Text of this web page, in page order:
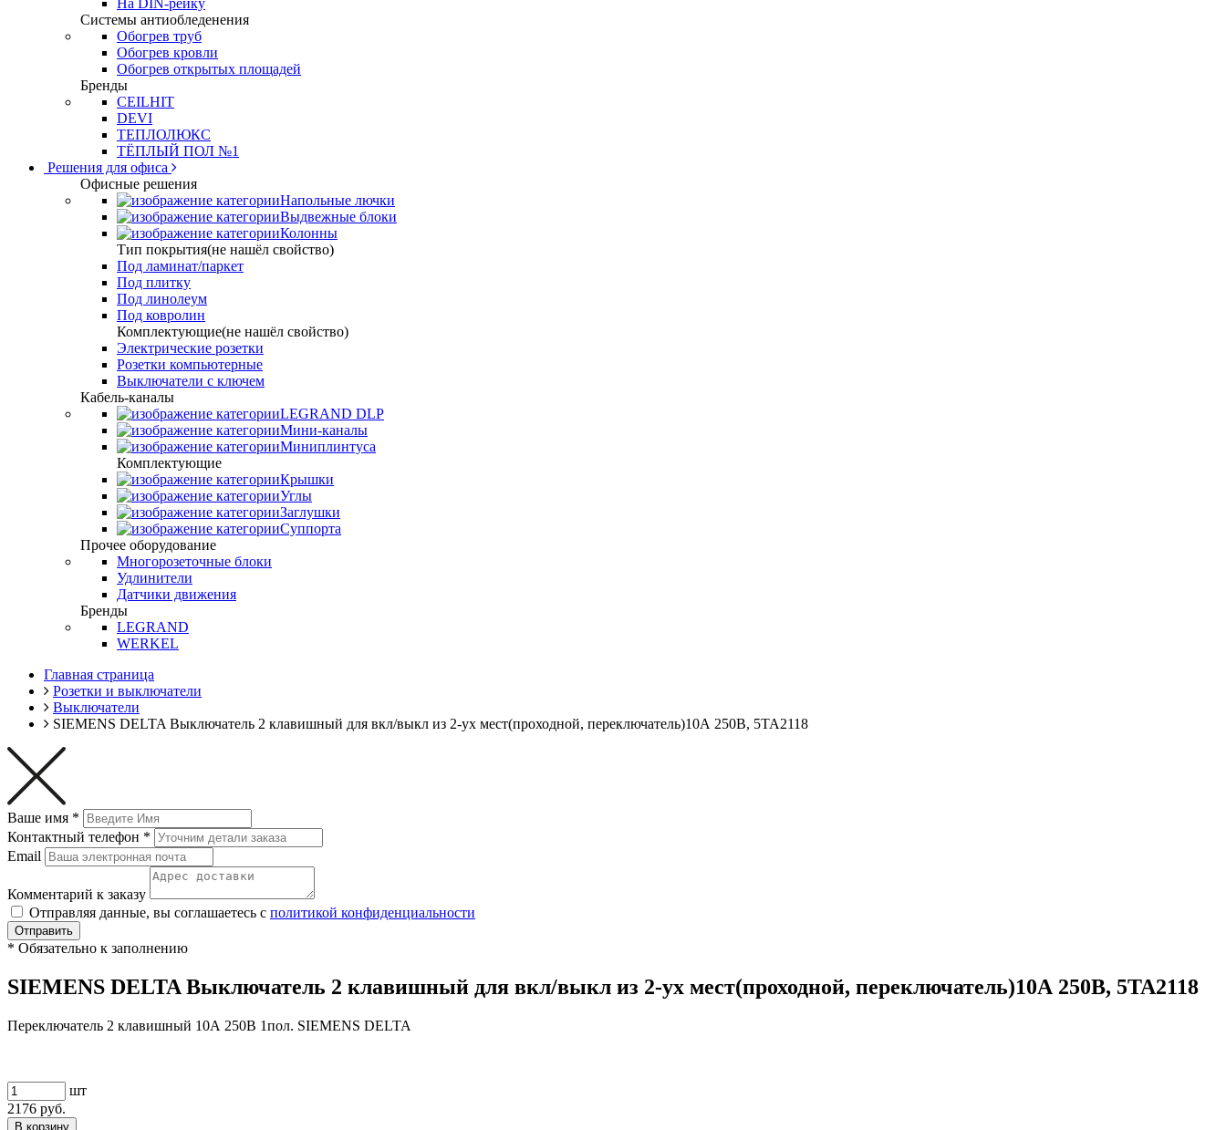
На DIN-рейку
Системы антиобледенения
Обогрев труб
Обогрев кровли
Обогрев открытых площадей
Бренды
CEILHIT
DEVI
ТЕПЛОЛЮКС
ТЁПЛЫЙ ПОЛ №1
Решения для офиса
Офисные решения
Напольные лючки
Выдвежные блоки
Колонны
Тип покрытия(не нашёл свойство)
Под ламинат/паркет
Под плитку
Под линолеум
Под ковролин
Комплектующие(не нашёл свойство)
Электрические розетки
Розетки компьютерные
Выключатели с ключем
Кабель-каналы
LEGRAND DLP
Мини-каналы
Миниплинтуса
Комплектующие
Крышки
Углы
Заглушки
Суппорта
Прочее оборудование
Многорозеточные блоки
Удлинители
Датчики движения
Бренды
LEGRAND
WERKEL
Главная страница
Розетки и выключатели
Выключатели
SIEMENS DELTA Выключатель 2 клавишный для вкл/выкл из 2-ух мест(проходной, переключатель)10А 250В, 5TA2118
Ваше имя *
Контактный телефон *
Email
Комментарий к заказу
Отправляя данные, вы соглашаетесь с политикой конфиденциальности
Отправить
* Обязательно к заполнению
SIEMENS DELTA Выключатель 2 клавишный для вкл/выкл из 2-ух мест(проходной, переключатель)10А 250В, 5TA2118
Переключатель 2 клавишный 10А 250В 1пол. SIEMENS DELTA
шт
2176 руб.
В корзину